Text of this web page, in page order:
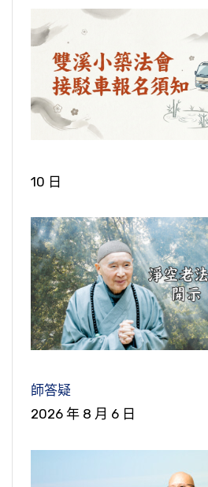
通的，很好商量，很好講話
老鼠、蟑螂這些東西，統統
害牠，牠會跟我們合作。
節錄自：二零一二淨土大經
佛法在中國，傳到中國來將
中，依照佛法學習、修行，
迴、脫離十法界的人不在少
們說的帶業往生的法門，善
個法門是「萬修萬人去」。
這個法門，把這個法門看作
要的一樁大事，為什麼？無始
想脫離苦海？為什麼脫離不
到這個法門，另外一種，遇到
還沒有把世緣放下，所以在
了障礙。這是值得我們深深
一生不再錯過，那就真正值
節錄自：學佛答問（答香港
所以「光中極尊，佛中之王
是實實在在。
在極樂世界，阿彌陀佛也鼓
土去看看，像我們現在講的去
觀光、考察，能提升自己。
修福，聽經聞法修慧，這種
修。不是一尊佛，無量無邊佛
節錄自：二零一四淨土大經
先生提了一個問題，他說他
主張性善，「人之初，性本
惡，「人之初，性本惡」。
年都搞不清楚，到底人性是善
我跟他說：「那是學生的見
子。孔老夫子說人之初，「
「性相近」跟佛講的自性是
上看，「一切眾生本來成佛
孟子、荀子是賢人，不是聖
惡是習性，不是本性；諸佛
本性，不是看習性；習性有
惡，我們要懂這個道理。
我們要學佛菩薩、要學世出
切眾生的本性，不要去看習性
本性才是真的。習性染上不好
幫助他回頭、幫助他改正。
任，為什麼？所有一切眾生
古時候犯罪是有枷、鎖、繩
你就不自在了。這個枷鎖身
的是繩索的捆綁，那是真正叫
這個來做比喻，我們的身心
綁？煩惱、業障。煩惱業障
來的，不了解事實真相。佛為
對宇宙人生的看法錯了，想
法、想法都錯了，所以你講錯
錯、做錯、想錯這叫造業，
業有果報，業感果報，這果
苦。
迷惑、顛倒、造業這都是繩
動彈，誰能幫我們解除？佛菩
除。他用什麼方法？他用講經
在這個世間於人無爭，於世
10 日
師答疑
2026 年 8 月 6 日